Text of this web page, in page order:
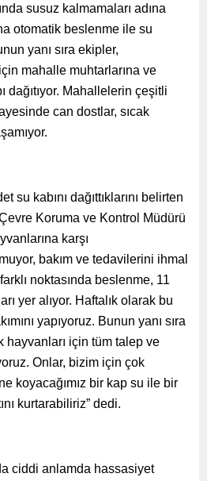
susuz kalmamaları adına
otomatik beslenme ile su
yanı sıra ekipler,
mahalle muhtarlarına ve
dağıtıyor. Mahallelerin çeşitli
can dostlar, sıcak
su kabını dağıttıklarını belirten
Koruma ve Kontrol Müdürü
karşı
bakım ve tedavilerini ihmal
noktasında beslenme, 11
yer alıyor. Haftalık olarak bu
yapıyoruz. Bunun yanı sıra
hayvanları için tüm talep ve
Onlar, bizim için çok
koyacağımız bir kap su ile bir
kurtarabiliriz” dedi.
ciddi anlamda hassasiyet